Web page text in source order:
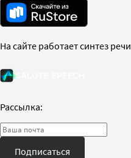
На сайте работает синтез речи
Рассылка:
Подписаться